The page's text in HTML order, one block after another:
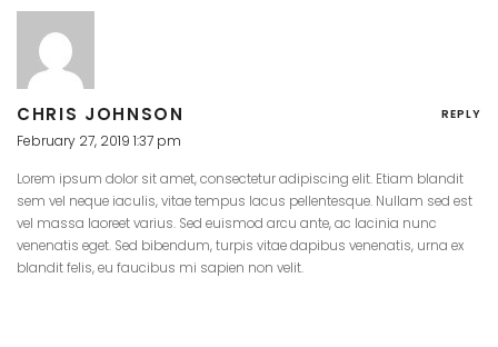
CHRIS JOHNSON REPLY
February 27, 2019 1:37 pm
Lorem ipsum dolor sit amet, consectetur adipiscing elit. Etiam blandit
sem vel neque iaculis, vitae tempus lacus pellentesque. Nullam sed est
vel massa laoreet varius. Sed euismod arcu ante, ac lacinia nunc
venenatis eget. Sed bibendum, turpis vitae dapibus venenatis, urna ex
blandit felis, eu faucibus mi sapien non velit.